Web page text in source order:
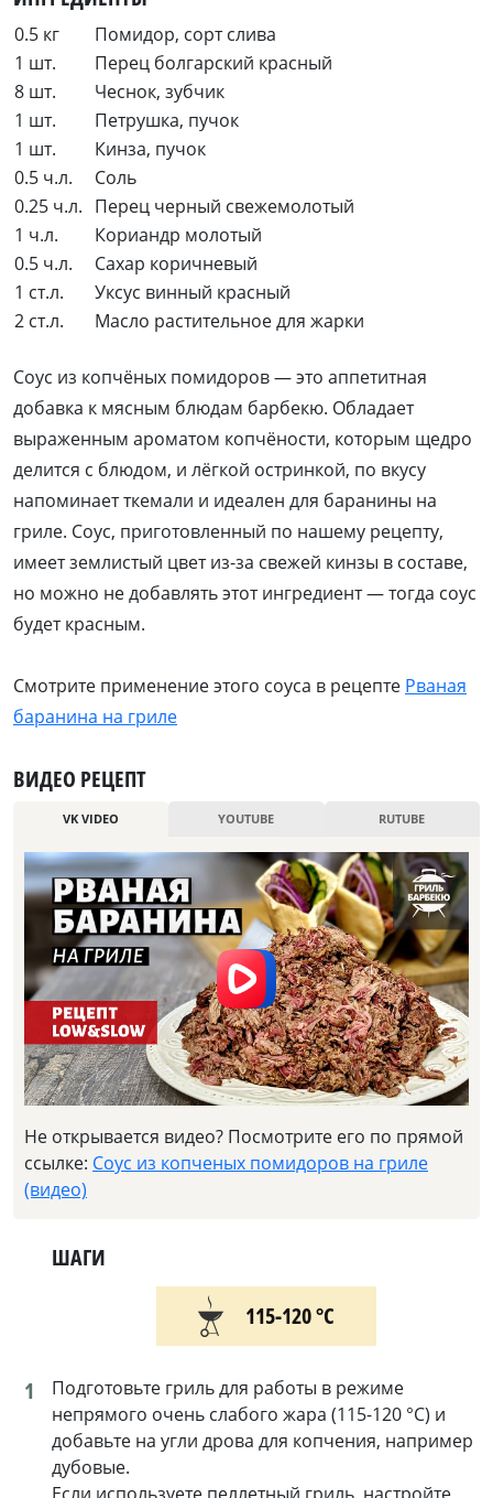
0.5 кг
Помидор, сорт слива
1 шт.
Перец болгарский красный
8 шт.
Чеснок, зубчик
1 шт.
Петрушка, пучок
1 шт.
Кинза, пучок
0.5 ч.л.
Соль
0.25 ч.л. Перец черный свежемолотый
1 ч.л.
Кориандр молотый
0.5 ч.л.
Сахар коричневый
1 ст.л.
Уксус винный красный
2 ст.л.
Масло растительное для жарки
Соус из копчёных помидоров — это аппетитная
добавка к мясным блюдам барбекю. Обладает
выраженным ароматом копчёности, которым щедро
делится с блюдом, и лёгкой остринкой, по вкусу
напоминает ткемали и идеален для баранины на
гриле. Соус, приготовленный по нашему рецепту,
имеет землистый цвет из-за свежей кинзы в составе,
но можно не добавлять этот ингредиент — тогда соус
будет красным.
Смотрите применение этого соуса в рецепте Рваная
баранина на гриле
ВИДЕО РЕЦЕПТ
VK VIDEO YOUTUBE RUTUBE
Не открывается видео? Посмотрите его по прямой
ссылке: Соус из копченых помидоров на гриле
(видео)
ШАГИ
115-120 °С
1
Подготовьте гриль для работы в режиме
непрямого очень слабого жара (115-120 °C) и
добавьте на угли дрова для копчения, например
дубовые.